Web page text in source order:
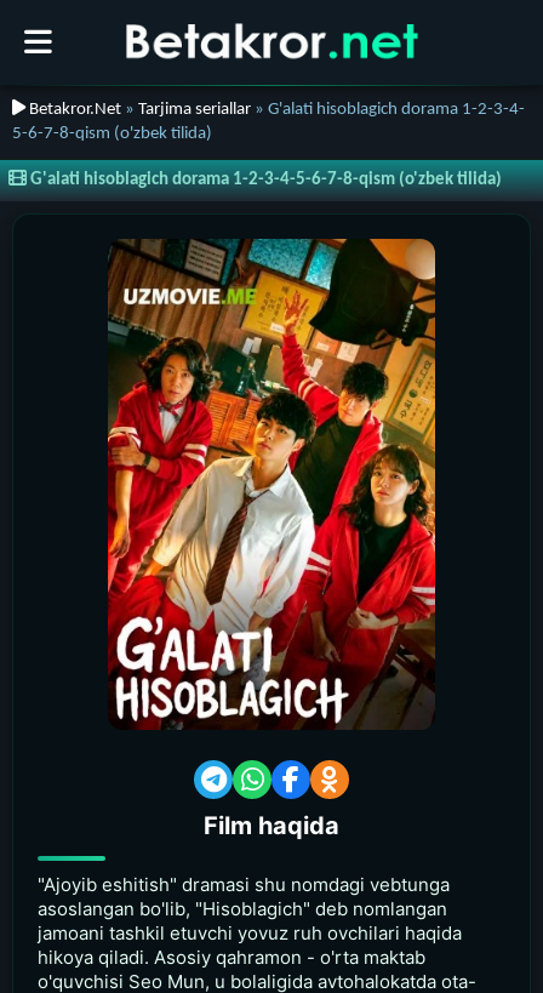
Betakror.Net » Tarjima seriallar » G'alati hisoblagich dorama 1-2-3-4-
5-6-7-8-qism (o'zbek tilida)
G'alati hisoblagich dorama 1-2-3-4-5-6-7-8-qism (o'zbek tilida)
Film haqida
"Ajoyib eshitish" dramasi shu nomdagi vebtunga
asoslangan bo'lib, "Hisoblagich" deb nomlangan
jamoani tashkil etuvchi yovuz ruh ovchilari haqida
hikoya qiladi. Asosiy qahramon - o'rta maktab
o'quvchisi Seo Mun, u bolaligida avtohalokatda ota-